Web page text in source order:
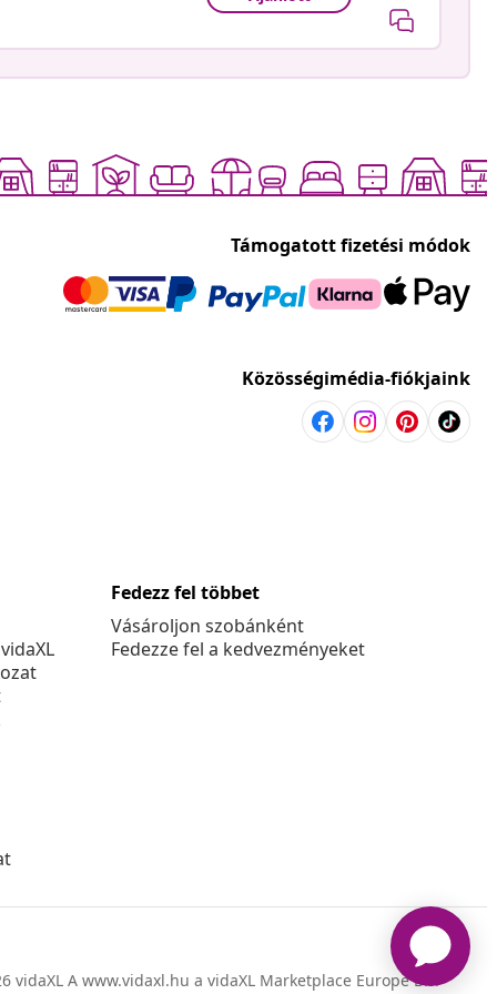
Támogatott fizetési módok
Közösségimédia-fiókjaink
Fedezz fel többet
Vásároljon szobánként
Fedezze fel a kedvezményeket
vidaXL A www.vidaxl.hu a vidaXL Marketplace Europe B.V.